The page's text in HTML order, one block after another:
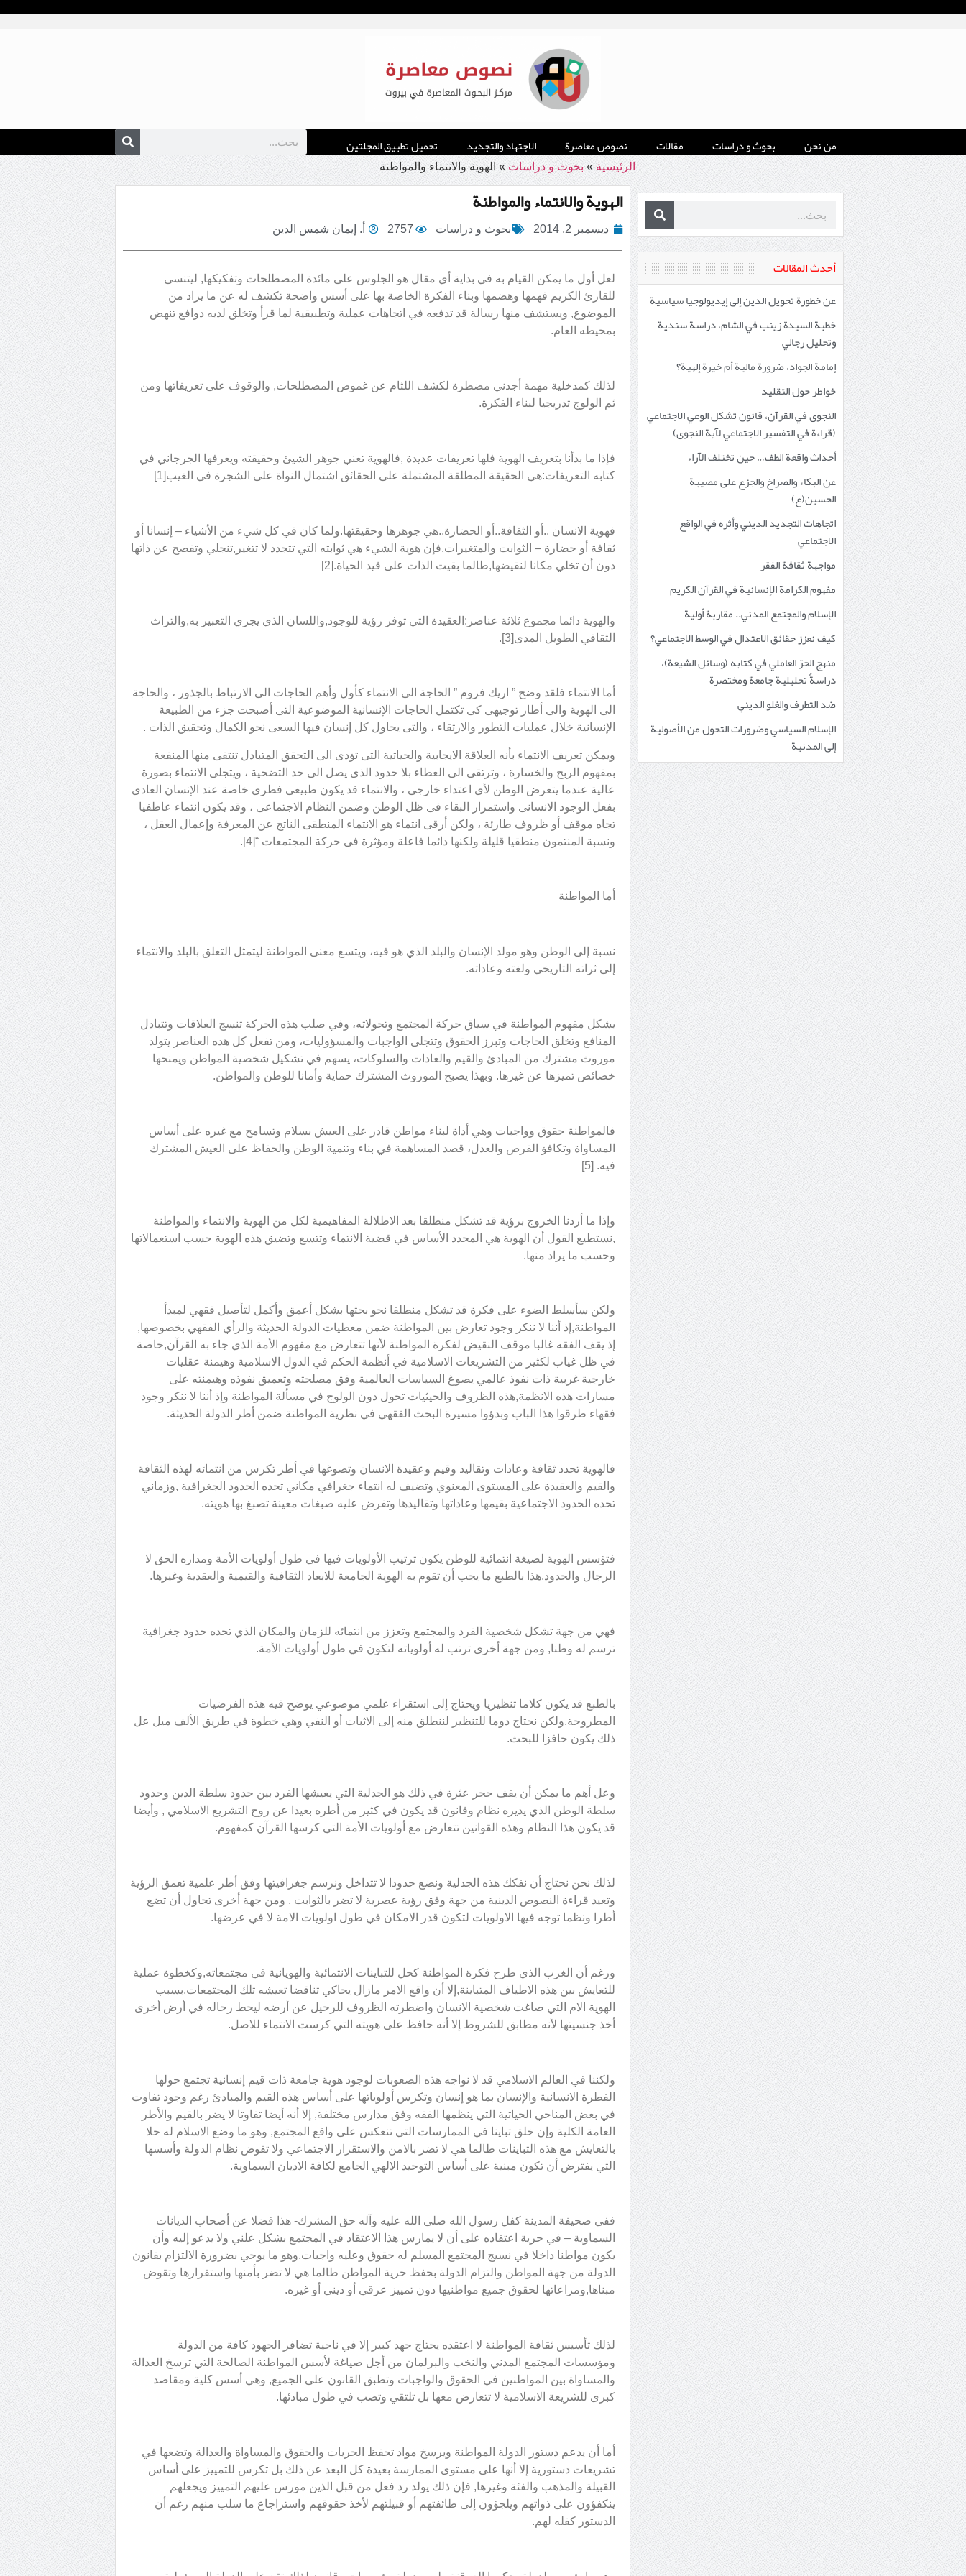
من نحن بحوث و دراسات مقالات نصوص معاصرة الاجتهاد والتجديد تحميل تطبيق المجلتين
الرئيسية » بحوث و دراسات » الهوية والانتماء والمواطنة
أحدث المقالات
عن خطورة تحويل الدين إلى إيديولوجيا سياسية
خطبة السيدة زينب في الشام، دراسة سندية
وتحليل رجالي
إمامة الجواد، ضرورة مالية أم خيرة إلهية؟
خواطر حول التقليد
النجوى في القرآن، قانون تشكل الوعي الاجتماعي
(قراءة في التفسير الاجتماعي لآية النجوى)
أحداث واقعة الطف… حين تختلف الآراء
عن البكاء والصراخ والجزع على مصيبة
الحسين(ع)
اتجاهات التجديد الديني وأثره في الواقع
الاجتماعي
مواجهة ثقافة الفقر
مفهوم الكرامة الإنسانية في القرآن الكريم
الإسلام والمجتمع المدني.. مقاربة أولية
كيف نعزز حقائق الاعتدال في الوسط الاجتماعي؟
منهج الحرّ العاملي في كتابه (وسائل الشيعة)،
دراسةٌ تحليلية جامعة ومختصرة
ضد التطرف والغلو الديني
الإسلام السياسي وضرورات التحول من الأصولية
إلى المدنية
الهوية والانتماء والمواطنة
ديسمبر 2, 2014 بحوث و دراسات 2757 أ‌. إيمان شمس الدين
لعل أول ما يمكن القيام به في بداية أي مقال هو الجلوس على مائدة المصطلحات وتفكيكها, ليتنسى
للقارئ الكريم فهمها وهضمها وبناء الفكرة الخاصة بها على أسس واضحة تكشف له عن ما يراد من
الموضوع, ويستشف منها رسالة قد تدفعه في اتجاهات عملية وتطبيقية لما قرأ وتخلق لديه دوافع تنهض
بمحيطه العام.
لذلك كمدخلية مهمة أجدني مضطرة لكشف اللثام عن غموض المصطلحات, والوقوف على تعريفاتها ومن
ثم الولوج تدريجيا لبناء الفكرة.
فإذا ما بدأنا بتعريف الهوية فلها تعريفات عديدة ,فالهوية تعني جوهر الشيئ وحقيقته ويعرفها الجرجاني في
كتابه التعريفات:هي الحقيقة المطلقة المشتملة على الحقائق اشتمال النواة على الشجرة في الغيب[1]
فهوية الانسان ..أو الثقافة..أو الحضارة..هي جوهرها وحقيقتها.ولما كان في كل شيء من الأشياء – إنسانا أو
ثقافة أو حضارة – الثوابت والمتغيرات,فإن هوية الشيء هي ثوابته التي تتجدد لا تتغير,تنجلي وتفصح عن ذاتها
دون أن تخلي مكانا لنقيضها,طالما بقيت الذات على قيد الحياة.[2]
والهوية دائما مجموع ثلاثة عناصر:العقيدة التي توفر رؤية للوجود,واللسان الذي يجري التعبير به,والتراث
الثقافي الطويل المدى[3].
أما الانتماء فلقد وضح ” اريك فروم ” الحاجة الى الانتماء كأول وأهم الحاجات الى الارتباط بالجذور ، والحاجة
الى الهوية والى أطار توجيهى كى تكتمل الحاجات الإنسانية الموضوعية التى أصبحت جزء من الطبيعة
الإنسانية خلال عمليات التطور والارتقاء ، والتى يحاول كل إنسان فيها السعى نحو الكمال وتحقيق الذات .
ويمكن تعريف الانتماء بأنه العلاقة الايجابية والحياتية التى تؤدى الى التحقق المتبادل تنتفى منها المنفعة
بمفهوم الربح والخسارة ، وترتقى الى العطاء بلا حدود الذى يصل الى حد التضحية ، ويتجلى الانتماء بصورة
عالية عندما يتعرض الوطن لأى اعتداء خارجى ، والانتماء قد يكون طبيعى فطرى خاصة عند الإنسان العادى
بفعل الوجود الانسانى واستمرار البقاء فى ظل الوطن وضمن النظام الاجتماعى ، وقد يكون انتماء عاطفيا
تجاه موقف أو ظروف طارئة ، ولكن أرقى انتماء هو الانتماء المنطقى الناتج عن المعرفة وإعمال العقل ،
ونسبة المنتمون منطقيا قليلة ولكنها دائما فاعلة ومؤثرة فى حركة المجتمعات “[4].
أما المواطنة
نسبة إلى الوطن وهو مولد الإنسان والبلد الذي هو فيه، ويتسع معنى المواطنة ليتمثل التعلق بالبلد والانتماء
إلى ثراته التاريخي ولغته وعاداته.
يشكل مفهوم المواطنة في سياق حركة المجتمع وتحولاته، وفي صلب هذه الحركة تنسج العلاقات وتتبادل
المنافع وتخلق الحاجات وتبرز الحقوق وتتجلى الواجبات والمسؤوليات، ومن تفعل كل هده العناصر يتولد
موروث مشترك من المبادئ والقيم والعادات والسلوكات، يسهم في تشكيل شخصية المواطن ويمنحها
خصائص تميزها عن غيرها. وبهذا يصبح الموروث المشترك حماية وأمانا للوطن والمواطن.
فالمواطنة حقوق وواجبات وهي أداة لبناء مواطن قادر على العيش بسلام وتسامح مع غيره على أساس
المساواة وتكافؤ الفرص والعدل، قصد المساهمة في بناء وتنمية الوطن والحفاظ على العيش المشترك
فيه. [5]
وإذا ما أردنا الخروج برؤية قد تشكل منطلقا بعد الاطلالة المفاهيمية لكل من الهوية والانتماء والمواطنة
,نستطيع القول أن الهوية هي المحدد الأساس في قضية الانتماء وتتسع وتضيق هذه الهوية حسب استعمالاتها
وحسب ما يراد منها.
ولكن سأسلط الضوء على فكرة قد تشكل منطلقا نحو بحثها بشكل أعمق وأكمل لتأصيل فقهي لمبدأ
المواطنة,إذ أننا لا ننكر وجود تعارض بين المواطنة ضمن معطيات الدولة الحديثة والرأي الفقهي بخصوصها,
إذ يقف الفقه غالبا موقف النقيض لفكرة المواطنة لأنها تتعارض مع مفهوم الأمة الذي جاء به القرآن,خاصة
في ظل غياب لكثير من التشريعات الاسلامية في أنظمة الحكم في الدول الاسلامية وهيمنة عقليات
خارجية غربية ذات نفوذ عالمي يصوغ السياسات العالمية وفق مصلحته وتعميق نفوذه وهيمنته على
مسارات هذه الانظمة,هذه الظروف والحيثيات تحول دون الولوج في مسألة المواطنة وإذ أننا لا ننكر وجود
فقهاء طرقوا هذا الباب وبدؤوا مسيرة البحث الفقهي في نظرية المواطنة ضمن أطر الدولة الحديثة.
فالهوية تحدد ثقافة وعادات وتقاليد وقيم وعقيدة الانسان وتصوغها في أطر تكرس من انتمائه لهذه الثقافة
والقيم والعقيدة على المستوى المعنوي وتضيف له انتماء جغرافي مكاني تحده الحدود الجغرافية ,وزماني
تحده الحدود الاجتماعية بقيمها وعاداتها وتقاليدها وتفرض عليه صبغات معينة تصبغ بها هويته.
فتؤسس الهوية لصيغة انتمائية للوطن يكون ترتيب الأولويات فيها في طول أولويات الأمة ومداره الحق لا
الرجال والحدود.هذا بالطبع ما يجب أن تقوم به الهوية الجامعة للابعاد الثقافية والقيمية والعقدية وغيرها.
فهي من جهة تشكل شخصية الفرد والمجتمع وتعزز من انتمائه للزمان والمكان الذي تحده حدود جغرافية
ترسم له وطنا, ومن جهة أخرى ترتب له أولوياته لتكون في طول أولويات الأمة.
بالطبع قد يكون كلاما تنظيريا ويحتاج إلى استقراء علمي موضوعي يوضح فيه هذه الفرضيات
المطروحة,ولكن نحتاج دوما للتنظير لننطلق منه إلى الاثبات أو النفي وهي خطوة في طريق الألف ميل عل
ذلك يكون حافزا للبحث.
وعل أهم ما يمكن أن يقف حجر عثرة في ذلك هو الجدلية التي يعيشها الفرد بين حدود سلطة الدين وحدود
سلطة الوطن الذي يديره نظام وقانون قد يكون في كثير من أطره بعيدا عن روح التشريع الاسلامي , وأيضا
قد يكون هذا النظام وهذه القوانين تتعارض مع أولويات الأمة التي كرسها القرآن كمفهوم.
لذلك نحن نحتاج أن نفكك هذه الجدلية ونضع حدودا لا تتداخل ونرسم جغرافيتها وفق أطر علمية تعمق الرؤية
وتعيد قراءة النصوص الدينية من جهة وفق رؤية عصرية لا تضر بالثوابت , ومن جهة أخرى تحاول أن تضع
أطرا ونظما توجه فيها الاولويات لتكون قدر الامكان في طول اولويات الامة لا في عرضها.
ورغم أن الغرب الذي طرح فكرة المواطنة كحل للتباينات الانتمائية والهويانية في مجتمعاته,وكخطوة عملية
للتعايش بين هذه الاطياف المتباينة,إلا أن واقع الامر مازال يحاكي تناقضا تعيشه تلك المجتمعات,بسبب
الهوية الام التي صاغت شخصية الانسان واضطرته الظروف للرحيل عن أرضه ليحط رحاله في أرض أخرى
أخذ جنسيتها لأنه مطابق للشروط إلا أنه حافظ على هويته التي كرست الانتماء للاصل.
ولكننا في العالم الاسلامي قد لا نواجه هذه الصعوبات لوجود هوية جامعة ذات قيم إنسانية تجتمع حولها
الفطرة الانسانية والإنسان بما هو إنسان وتكرس أولوياتها على أساس هذه القيم والمبادئ رغم وجود تفاوت
في بعض المناحي الحياتية التي ينظمها الفقه وفق مدارس مختلفة, إلا أنه أيضا تفاوتا لا يضر بالقيم والأطر
العامة الكلية وإن خلق تباينا في الممارسات التي تنعكس على واقع المجتمع, وهو ما وضع الاسلام له حلا
بالتعايش مع هذه التباينات طالما هي لا تضر بالامن والاستقرار الاجتماعي ولا تقوض نظام الدولة وأسسها
التي يفترض أن تكون مبنية على أساس التوحيد الالهي الجامع لكافة الاديان السماوية.
ففي صحيفة المدينة كفل رسول الله صلى الله عليه وآله حق المشرك- هذا فضلا عن أصحاب الديانات
السماوية – في حرية اعتقاده على أن لا يمارس هذا الاعتقاد في المجتمع بشكل علني ولا يدعو إليه وأن
يكون مواطنا داخلا في نسيج المجتمع المسلم له حقوق وعليه واجبات,وهو ما يوحي بضرورة الالتزام بقانون
الدولة من جهة المواطن والتزام الدولة بحفظ حرية المواطن طالما هي لا تضر بأمنها واستقرارها وتقوض
مبناها,ومراعاتها لحقوق جميع مواطنيها دون تمييز عرقي أو ديني أو غيره.
لذلك تأسيس ثقافة المواطنة لا اعتقده يحتاج جهد كبير إلا في ناحية تضافر الجهود كافة من الدولة
ومؤسسات المجتمع المدني والنخب والبرلمان من أجل صياغة لأسس المواطنة الصالحة التي ترسخ العدالة
والمساواة بين المواطنين في الحقوق والواجبات وتطبق القانون على الجميع, وهي أسس كلية ومقاصد
كبرى للشريعة الاسلامية لا تتعارض معها بل تلتقي وتصب في طول مبادئها.
أما أن يدعم دستور الدولة المواطنة ويرسخ مواد تحفظ الحريات والحقوق والمساواة والعدالة وتضعها في
تشريعات دستورية إلا أنها على مستوى الممارسة بعيدة كل البعد عن ذلك بل تكرس للتمييز على أساس
القبيلة والمذهب والفئة وغيرها, فإن ذلك يولد رد فعل من قبل الذين مورس عليهم التمييز ويجعلهم
ينكفؤون على ذواتهم ويلجؤون إلى طائفتهم أو قبيلتهم لأخذ حقوقهم واستراجاع ما سلب منهم رغم أن
الدستور كفله لهم.